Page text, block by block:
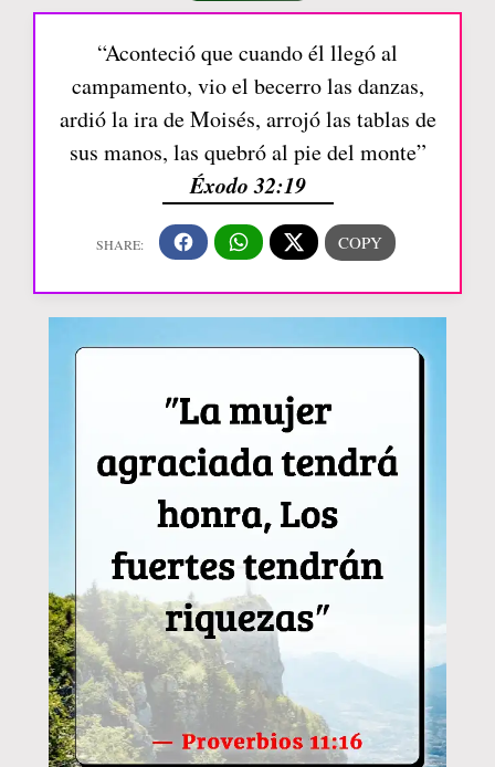
“Aconteció que cuando él llegó al
campamento, vio el becerro las danzas,
ardió la ira de Moisés, arrojó las tablas de
sus manos, las quebró al pie del monte”
Éxodo 32:19